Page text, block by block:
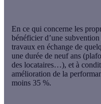
En ce qui concerne les
bénéficier d’une
travaux en échange de
une durée de neuf ans
des locataires…), et à
amélioration de la
moins 35 %.